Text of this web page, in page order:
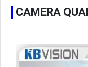
CAMERA